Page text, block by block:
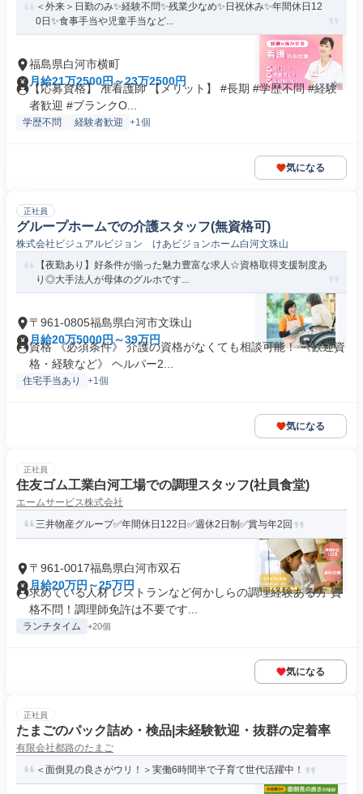
＜外来＞日勤のみ✨経験不問✨残業少なめ✨日祝休み✨年間休日12
0日✨食事手当や児童手当など...
福島県白河市横町
月給21万2500円～23万2500円
【応募資格】 准看護師 【メリット】 #長期 #学歴不問 #経験
者歓迎 #ブランクO...
学歴不問 経験者歓迎 +1個
気になる
正社員
グループホームでの介護スタッフ(無資格可)
株式会社ビジュアルビジョン けあビジョンホーム白河文珠山
【夜勤あり】好条件が揃った魅力豊富な求人☆資格取得支援制度あ
り◎大手法人が母体のグルホです...
〒961-0805福島県白河市文珠山
月給20万5000円～39万円
資格 《必須条件》 介護の資格がなくても相談可能！ 《歓迎資
格・経験など》 ヘルパー2...
住宅手当あり +1個
気になる
正社員
住友ゴム工業白河工場での調理スタッフ(社員食堂)
エームサービス株式会社
三井物産グループ✅年間休日122日✅週休2日制✅賞与年2回
〒961-0017福島県白河市双石
月給20万円～25万円
求めている人材 レストランなど何かしらの調理経験ある方 資
格不問！調理師免許は不要です...
ランチタイム +20個
気になる
正社員
たまごのパック詰め・検品|未経験歓迎・抜群の定着率
有限会社都路のたまご
＜面倒見の良さがウリ！＞実働6時間半で子育て世代活躍中！